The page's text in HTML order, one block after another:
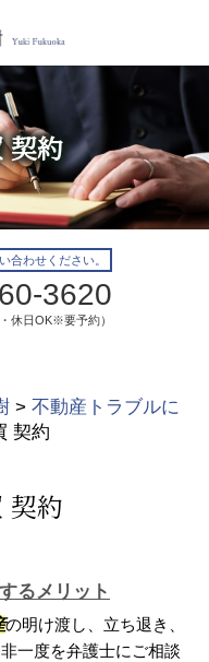
契約
合わせください。
3620
休日OK※要予約）
> 不動産トラブルに
契約
契約
るメリット
の明け渡し、立ち退き、
一度を弁護士にご相談